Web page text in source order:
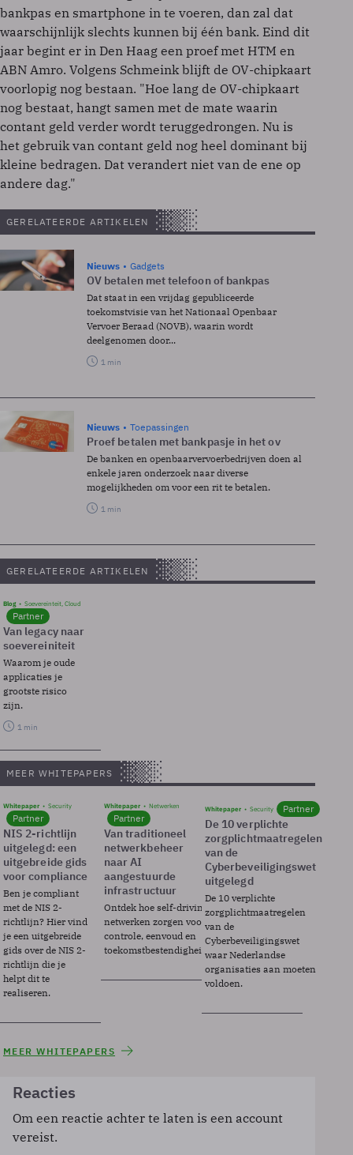
bankpas en smartphone in te voeren, dan zal dat
waarschijnlijk slechts kunnen bij één bank. Eind dit
jaar begint er in Den Haag een proef met HTM en
ABN Amro. Volgens Schmeink blijft de OV-chipkaart
voorlopig nog bestaan. "Hoe lang de OV-chipkaart
nog bestaat, hangt samen met de mate waarin
contant geld verder wordt teruggedrongen. Nu is
het gebruik van contant geld nog heel dominant bij
kleine bedragen. Dat verandert niet van de ene op
andere dag."
GERELATEERDE ARTIKELEN
Nieuws Gadgets
OV betalen met telefoon of bankpas
Dat staat in een vrijdag gepubliceerde
toekomstvisie van het Nationaal Openbaar
Vervoer Beraad (NOVB), waarin wordt
deelgenomen door...
1 min
Nieuws Toepassingen
Proef betalen met bankpasje in het ov
De banken en openbaarvervoerbedrijven doen al
enkele jaren onderzoek naar diverse
mogelijkheden om voor een rit te betalen.
1 min
GERELATEERDE ARTIKELEN
Blog Soevereinteit, Cloud
Partner
Van legacy naar
soevereiniteit
Waarom je oude
applicaties je
grootste risico
zijn.
1 min
MEER WHITEPAPERS
Whitepaper Security
Partner
NIS 2-richtlijn
uitgelegd: een
uitgebreide gids
voor compliance
Ben je compliant
met de NIS 2-
richtlijn? Hier vind
je een uitgebreide
gids over de NIS 2-
richtlijn die je
helpt dit te
realiseren.
Whitepaper Netwerken
Partner
Van traditioneel
netwerkbeheer
naar AI
aangestuurde
infrastructuur
Ontdek hoe self-driving
netwerken zorgen voor
controle, eenvoud en
toekomstbestendigheid.
Whitepaper Security Partner
De 10 verplichte
zorgplichtmaatregelen
van de
Cyberbeveiligingswet
uitgelegd
De 10 verplichte
zorgplichtmaatregelen
van de
Cyberbeveiligingswet
waar Nederlandse
organisaties aan moeten
voldoen.
MEER WHITEPAPERS
Reacties
Om een reactie achter te laten is een account
vereist.